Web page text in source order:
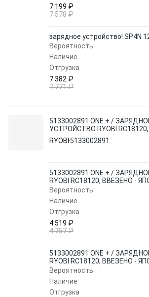
7 199 ₽
7 578 ₽
зарядное устройство! SP4N
Вероятность
Наличие
Отгрузка
7 382 ₽
7 771 ₽
5133002891 ONE + /
УСТРОЙСТВО RYOBI RC18120,
ЯПОНИЯ
RYOBI 5133002891
5133002891 ONE + /
RYOBI RC18120, ВВЕЗЕНО -
Вероятность
Наличие
Отгрузка
4 519 ₽
4 757 ₽
5133002891 ONE + /
RYOBI RC18120, ВВЕЗЕНО -
Вероятность
Наличие
Отгрузка